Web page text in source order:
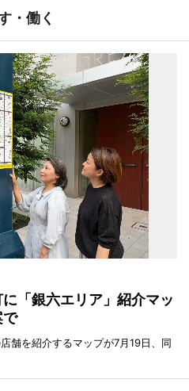
・働く
「銀六エリア」紹介マッ
舗を紹介するマップが7月19日、同